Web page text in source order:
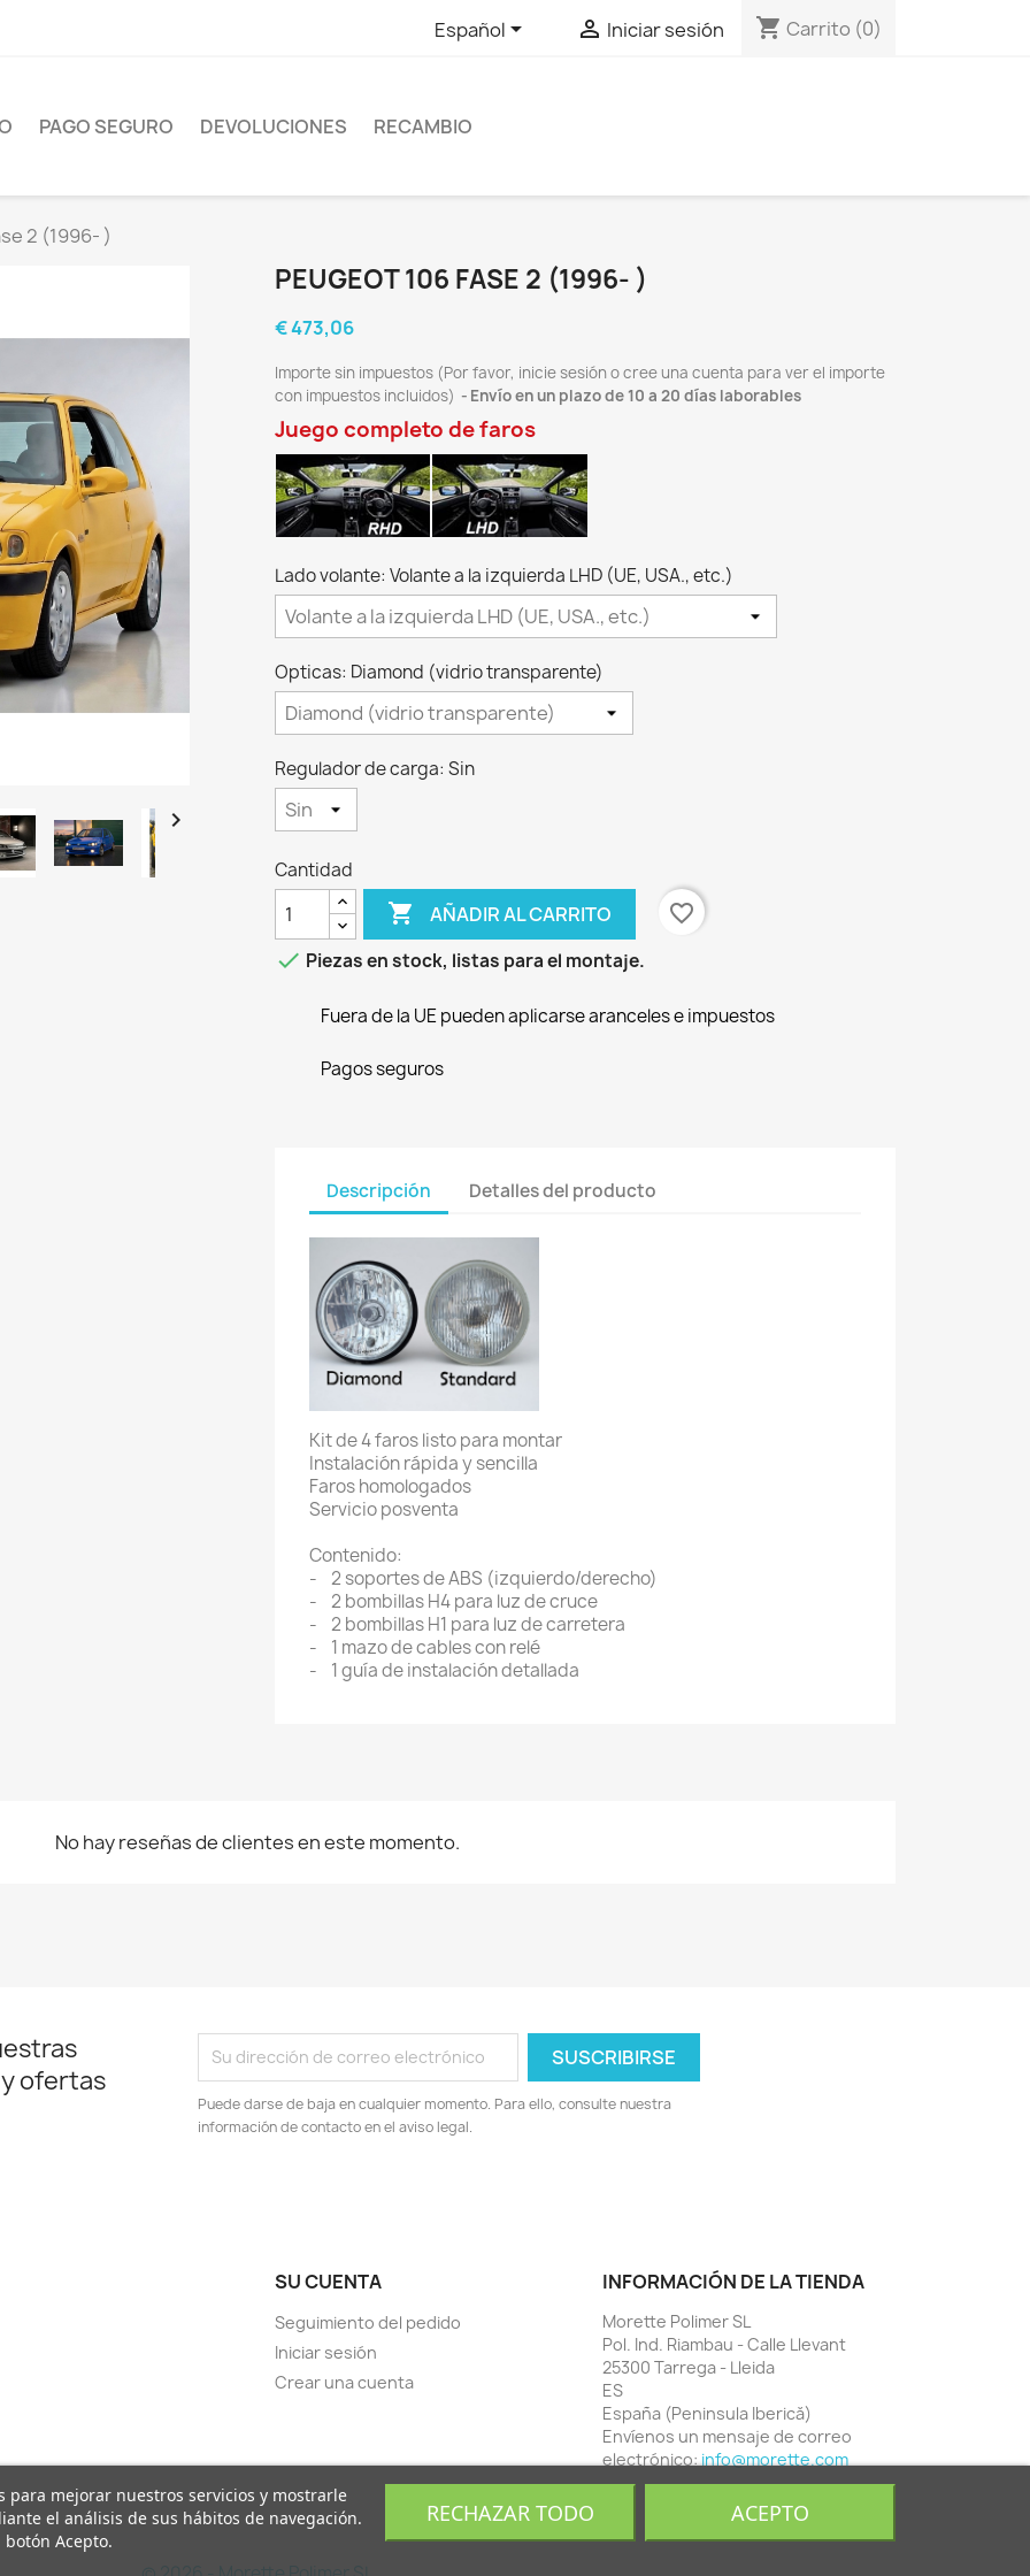
Español  Iniciar sesión shopping_cart Carrito (0)
PAGO SEGURO DEVOLUCIONES RECAMBIO
2 (1996- )

PEUGEOT 106 FASE 2 (1996- )
€ 473,06
Importe sin impuestos (Por favor, inicie sesión o cree una cuenta para ver el importe
con impuestos incluidos)
Envío en un plazo de 10 a 20 días laborables
Juego completo de faros
Lado volante: Volante a la izquierda LHD (UE, USA., etc.)
Opticas: Diamond (vidrio transparente)
Regulador de carga: Sin
Cantidad
 AÑADIR AL CARRITO
favorite_border
 Piezas en stock, listas para el montaje.
Fuera de la UE pueden aplicarse aranceles e impuestos
Pagos seguros
Descripción Detalles del producto
Kit de 4 faros listo para montar
Instalación rápida y sencilla
Faros homologados
Servicio posventa
Contenido:
- 2 soportes de ABS (izquierdo/derecho)
- 2 bombillas H4 para luz de cruce
- 2 bombillas H1 para luz de carretera
- 1 mazo de cables con relé
- 1 guía de instalación detallada
No hay reseñas de clientes en este momento.
ofertas
Puede darse de baja en cualquier momento. Para ello, consulte nuestra
información de contacto en el aviso legal.
SU CUENTA
Seguimiento del pedido
Iniciar sesión
Crear una cuenta
INFORMACIÓN DE LA TIENDA
Morette Polimer SL
Pol. Ind. Riambau - Calle Llevant
25300 Tarrega - Lleida
ES
España (Peninsula Iberică)
Envíenos un mensaje de correo
electrónico:info@morette.com
para mejorar nuestros servicios y mostrarle
el análisis de sus hábitos de navegación.
Acepto.
RECHAZAR TODO ACEPTO